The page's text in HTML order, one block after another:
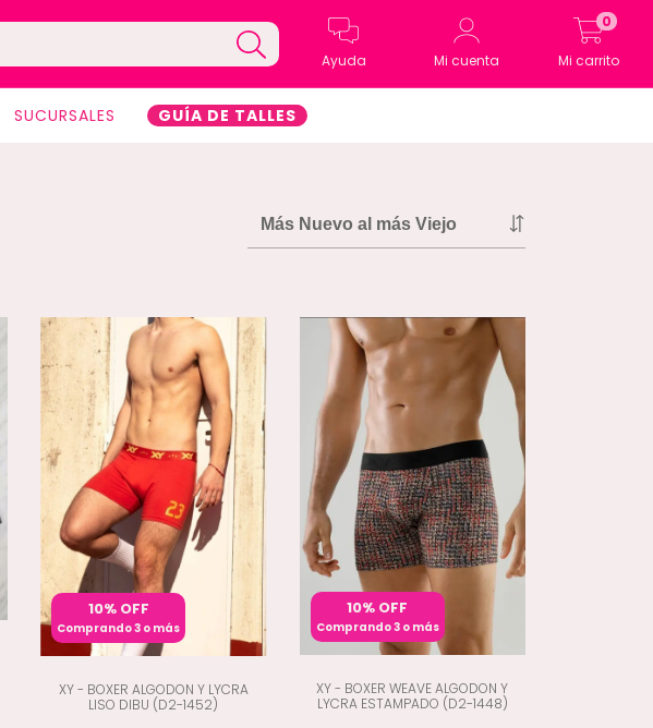
Ayuda Mi cuenta Mi carrito
0
SUCURSALES GUÍA DE TALLES
10% OFF
Comprando 3 o más
XY - BOXER ALGODON Y LYCRA
LISO DIBU (D2-1452)
10% OFF
Comprando 3 o más
XY - BOXER WEAVE ALGODON Y
LYCRA ESTAMPADO (D2-1448)